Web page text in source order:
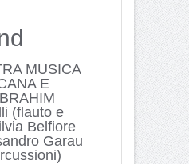
MUSICA
E
(flauto e
Belfiore
Garau